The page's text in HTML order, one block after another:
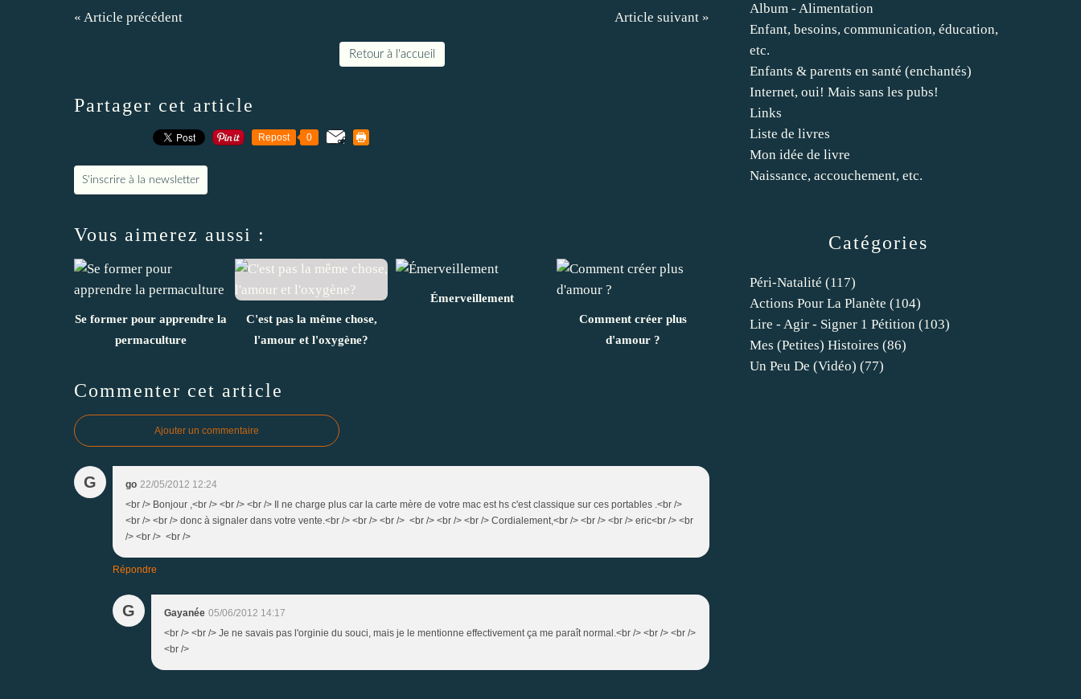
« Article précédent Article suivant »
Retour à l'accueil
Partager cet article
Repost 0
S'inscrire à la newsletter
Vous aimerez aussi :
Se former pour apprendre la
permaculture
C'est pas la même chose,
l'amour et l'oxygène?
Émerveillement
Comment créer plus
d'amour ?
Commenter cet article
Ajouter un commentaire
G go 22/05/2012 12:24
<br /> Bonjour ,<br /> <br /> <br /> Il ne charge plus car la carte mère de votre mac est hs c'est classique sur ces portables .<br />
<br /> <br /> donc à signaler dans votre vente.<br /> <br /> <br /> <br /> <br /> <br /> Cordialement,<br /> <br /> <br /> eric<br /> <br
/> <br /> <br />
Répondre
G Gayanée 05/06/2012 14:17
<br /> <br /> Je ne savais pas l'orginie du souci, mais je le mentionne effectivement ça me paraît normal.<br /> <br /> <br />
<br />
Catégories
Péri-Natalité (117)
Actions Pour La Planète (104)
Lire - Agir - Signer 1 Pétition (103)
Mes (petites) Histoires (86)
Un Peu De (vidéo) (77)
Album - Alimentation
Enfant, besoins, communication, éducation,
etc.
Enfants & parents en santé (enchantés)
Internet, oui! Mais sans les pubs!
Links
Liste de livres
Mon idée de livre
Naissance, accouchement, etc.